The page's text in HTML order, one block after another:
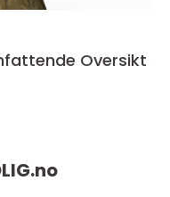
Oversikt
no